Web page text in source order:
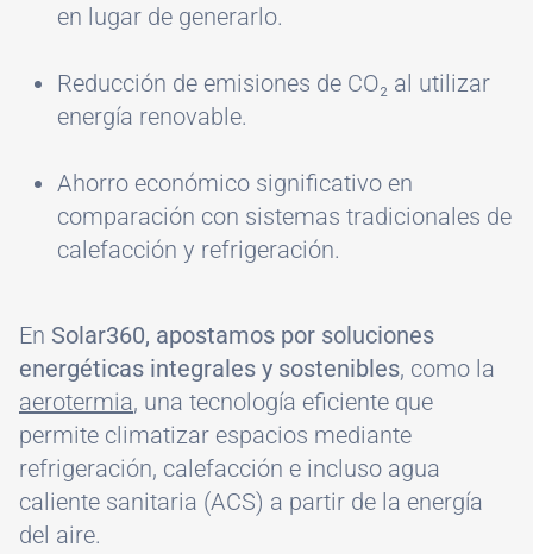
en lugar de generarlo.
Reducción de emisiones de CO₂ al utilizar
energía renovable.
Ahorro económico significativo en
comparación con sistemas tradicionales de
calefacción y refrigeración.
En Solar360, apostamos por soluciones
energéticas integrales y sostenibles, como la
aerotermia, una tecnología eficiente que
permite climatizar espacios mediante
refrigeración, calefacción e incluso agua
caliente sanitaria (ACS) a partir de la energía
del aire.